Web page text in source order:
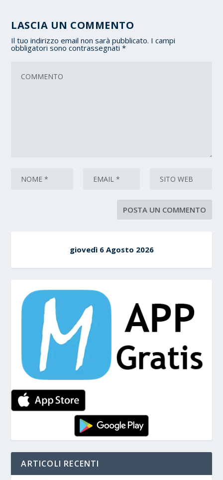
LASCIA UN COMMENTO
Il tuo indirizzo email non sarà pubblicato. I campi
obbligatori sono contrassegnati*
giovedì 6 Agosto 2026
ARTICOLI RECENTI